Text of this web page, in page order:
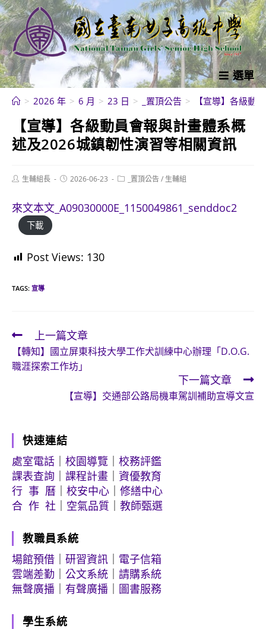
跳
轉
至
主
要
內
選單
> 2026 年 > 6 月 > 23 日 > _置頂公告 > 【宣導】各級動
【宣導】各級動員會報與計畫體系概
述及2026城鎮韌性演習等相關資訊
Post生輔組長
Post2026-06-23
Post _置頂公告/ 生輔組
來文本文_A09030000E_1150049861_senddoc2
下載
Post Views: 130
TAGS: 宣導
Read
more
articles
上一篇文章
【轉知】國立屏東科技大學工作犬訓練中心辦理「D.O.G.
職涯探索工作坊」
下一篇文章
【宣導】交通部公路局機車駕訓補助宣導文宣
快速連結
處室電話
校園導覽
校務評鑑
課表查詢
課程計畫
資優教育
行 事 曆
校安中心
修繕中心
合 作 社
空氣品質 教師甄選
教職員系統
場館預借
研習資訊
電子信箱
雲端差勤
公文系統
請購系統
無聲廣播
有聲廣播 圖書服務
學生系統